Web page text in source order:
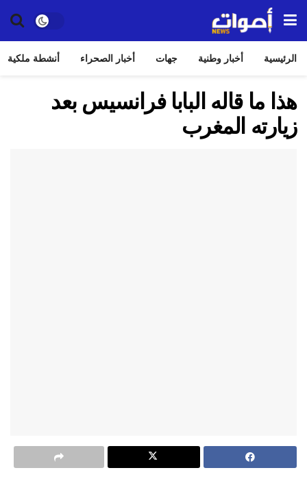
الرئيسية أخبار وطنية جهات أخبار الصحراء أنشطة ملكية
هذا ما قاله البابا فرانسيس بعد
زيارته المغرب